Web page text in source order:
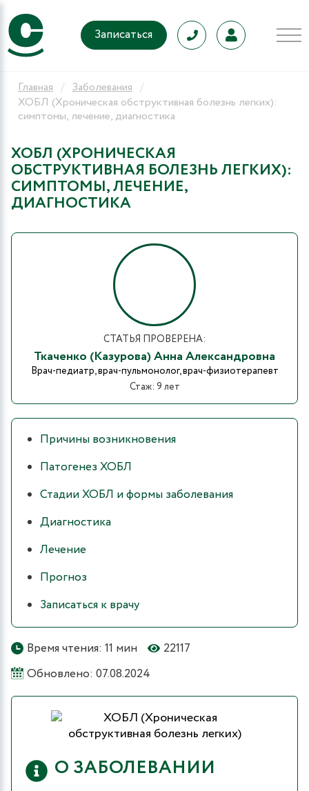
Записаться
Главная
Заболевания
ХОБЛ (Хроническая обструктивная болезнь легких):
симптомы, лечение, диагностика
ХОБЛ (ХРОНИЧЕСКАЯ
ОБСТРУКТИВНАЯ БОЛЕЗНЬ ЛЕГКИХ):
СИМПТОМЫ, ЛЕЧЕНИЕ,
ДИАГНОСТИКА
Время чтения: 11 мин
22117
Обновлено: 07.08.2024
О ЗАБОЛЕВАНИИ
СТАТЬЯ ПРОВЕРЕНА:
Ткаченко (Казурова) Анна Александровна
Врач-педиатр, врач-пульмонолог, врач-физиотерапевт
Стаж: 9 лет
Причины возникновения
Патогенез ХОБЛ
Стадии ХОБЛ и формы заболевания
Диагностика
Лечение
Прогноз
Записаться к врачу